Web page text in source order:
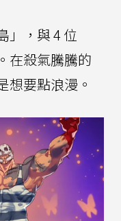
」，與 4 位
在殺氣騰騰的
想要點浪漫。